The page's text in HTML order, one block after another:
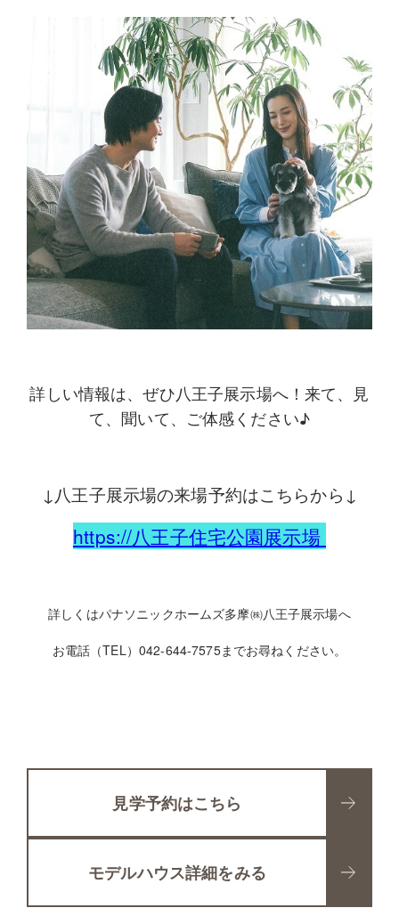
詳しい情報は、ぜひ八王子展示場へ！来て、見
て、聞いて、ご体感ください♪
↓八王子展示場の来場予約はこちらから↓
https://八王子住宅公園展示場
詳しくはパナソニックホームズ多摩㈱八王子展示場へ
お電話（TEL）042-644-7575までお尋ねください。
見学予約はこちら
モデルハウス詳細をみる